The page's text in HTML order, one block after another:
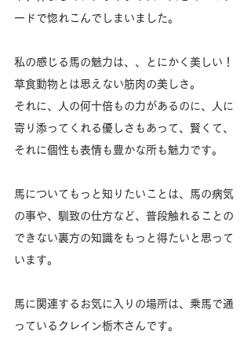
ードで惚れこんでしまいました。
私の感じる馬の魅力は、、とにかく美しい！
草食動物とは思えない筋肉の美しさ。
それに、人の何十倍もの力があるのに、人に
寄り添ってくれる優しさもあって、賢くて、
それに個性も表情も豊かな所も魅力です。
馬についてもっと知りたいことは、馬の病気
の事や、馴致の仕方など、普段触れることの
できない裏方の知識をもっと得たいと思って
います。
馬に関連するお気に入りの場所は、乗馬で通
っているクレイン栃木さんです。